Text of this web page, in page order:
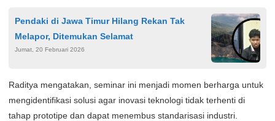
Pendaki di Jawa Timur Hilang Rekan Tak
Melapor, Ditemukan Selamat
Jumat, 20 Februari 2026
Raditya mengatakan, seminar ini menjadi momen berharga untuk
mengidentifikasi solusi agar inovasi teknologi tidak terhenti di
tahap prototipe dan dapat menembus standarisasi industri.